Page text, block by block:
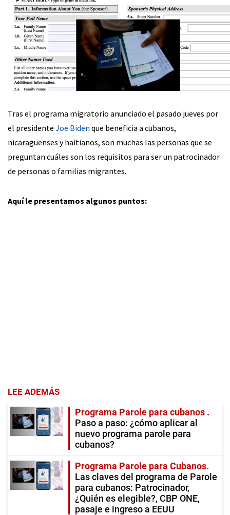
Tras el programa migratorio anunciado el pasado jueves por
el presidente Joe Biden que beneficia a cubanos,
nicaragüenses y haitianos, son muchas las personas que se
preguntan cuáles son los requisitos para ser un patrocinador
de personas o familias migrantes.
Aquí le presentamos algunos puntos:
LEE ADEMÁS
Programa Parole para cubanos
Paso a paso: ¿cómo aplicar al
nuevo programa parole para
cubanos?
Programa Parole para Cubanos
Las claves del programa de Parole
para cubanos: Patrocinador,
¿Quién es elegible?, CBP ONE,
pasaje e ingreso a EEUU